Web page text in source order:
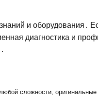
и оборудования․
диагностика и
сложности, оригинальные